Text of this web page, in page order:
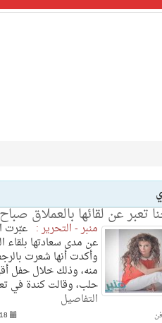
تعبر عن لقائها بالعملاق
منبر - التحرير : عبّرت
عن مدى سعادتها بلقاء
وأكدت أنها شعرت
منه، وذلك خلال حفل
حلب، وقالت كندة في
التفاصيل